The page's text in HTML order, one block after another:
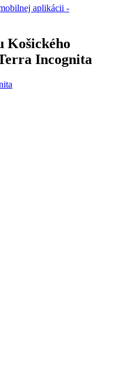
aplikácii -
Košického
Incognita